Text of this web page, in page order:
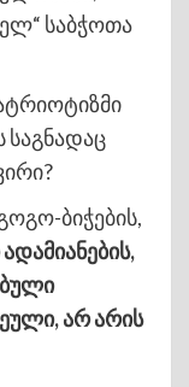
საბჭოთა
ბიჭების,
არ არის